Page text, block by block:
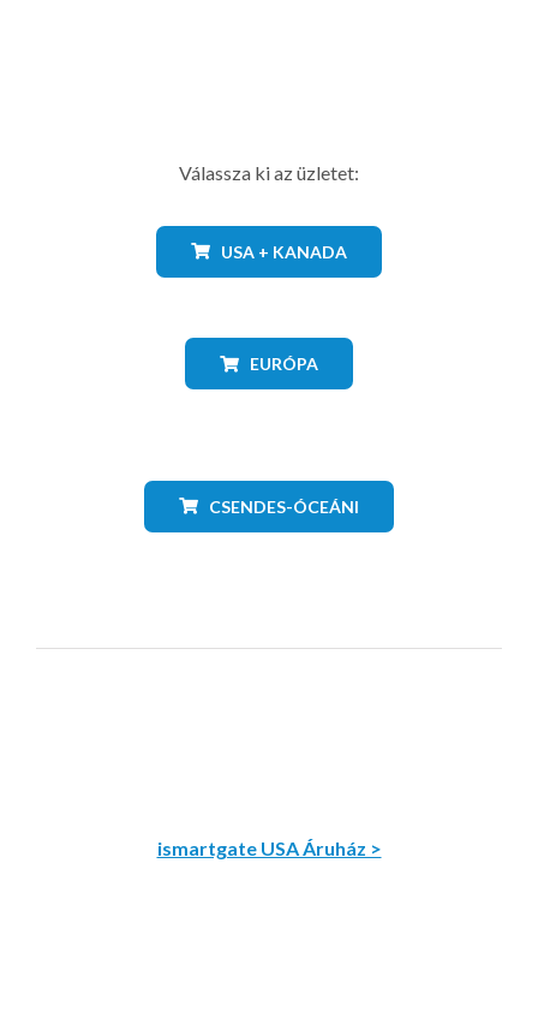
Válassza ki az üzletet:
USA + KANADA
EURÓPA
CSENDES-ÓCEÁNI
ismartgate USA Áruház >